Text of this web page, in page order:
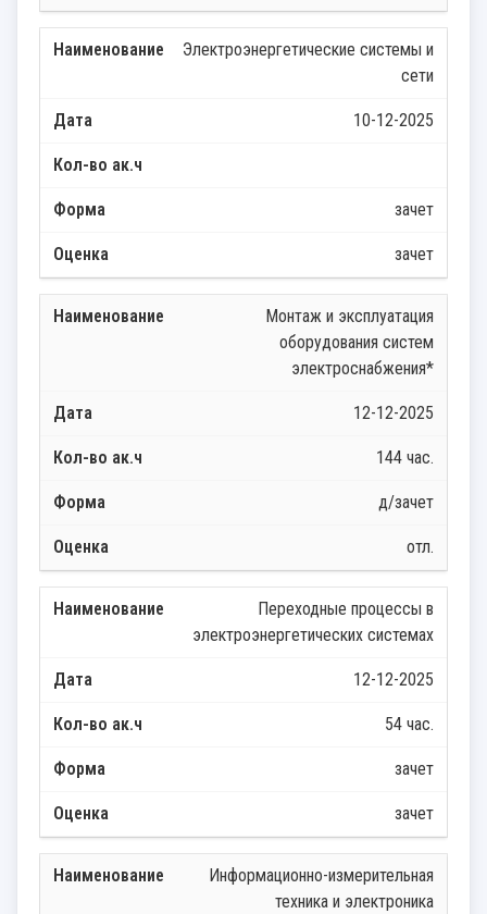
Электроэнергетические системы и
сети
10-12-2025
зачет
зачет
Монтаж и эксплуатация
оборудования систем
электроснабжения*
12-12-2025
144 час.
д/зачет
отл.
Переходные процессы в
электроэнергетических системах
12-12-2025
54 час.
зачет
зачет
Информационно-измерительная
техника и электроника